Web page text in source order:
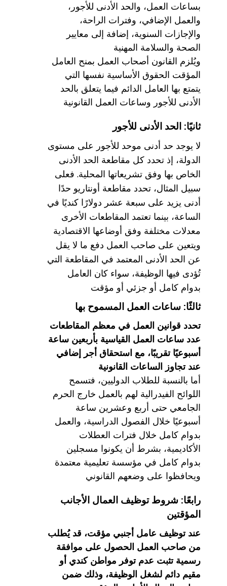
بساعات العمل، والحد الأدنى للأجور،
والعمل الإضافي، وفترات الراحة،
والإجازات السنوية، إضافة إلى معايير
الصحة والسلامة المهنية
ويُلزم القانون أصحاب العمل بمنح العامل
المؤقت الحقوق الأساسية نفسها التي
يتمتع بها العامل الدائم فيما يتعلق بالحد
الأدنى للأجور وساعات العمل القانونية
ثانيًا: الحد الأدنى للأجور
لا يوجد حد أدنى موحد للأجور على مستوى
الدولة، إذ تحدد كل مقاطعة الحد الأدنى
الخاص بها وفق تشريعاتها المحلية. فعلى
سبيل المثال، تحدد مقاطعة أونتاريو حدًا
أدنى يزيد على سبعة عشر دولارًا كنديًا في
الساعة، بينما تعتمد المقاطعات الأخرى
معدلات مختلفة وفق أوضاعها الاقتصادية
ويتعين على صاحب العمل دفع ما لا يقل
عن الحد الأدنى المعتمد في المقاطعة التي
تُؤدى فيها الوظيفة، سواء كان العامل
بدوام كامل أو جزئي أو مؤقت
ثالثًا: ساعات العمل المسموح بها
تحدد قوانين العمل في معظم المقاطعات
عدد ساعات العمل القياسية بأربعين ساعة
أسبوعيًا تقريبًا، مع استحقاق أجر إضافي
عند تجاوز الساعات القانونية
أما بالنسبة للطلاب الدوليين، فتسمح
اللوائح الفيدرالية لهم بالعمل خارج الحرم
الجامعي حتى أربع وعشرين ساعة
أسبوعيًا خلال الفصول الدراسية، والعمل
بدوام كامل خلال فترات العطلات
الأكاديمية، بشرط أن يكونوا مسجلين
بدوام كامل في مؤسسة تعليمية معتمدة
ويحافظوا على وضعهم القانوني
رابعًا: شروط توظيف العمال الأجانب
المؤقتين
عند توظيف عامل أجنبي مؤقت، قد يُطلب
من صاحب العمل الحصول على موافقة
رسمية تثبت عدم توفر مواطن كندي أو
مقيم دائم لشغل الوظيفة، وذلك ضمن